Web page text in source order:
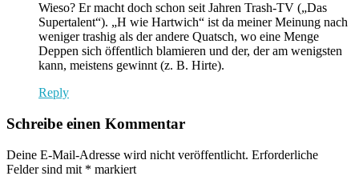
Wieso? Er macht doch schon seit Jahren Trash-TV („Das
Supertalent“). „H wie Hartwich“ ist da meiner Meinung nach
weniger trashig als der andere Quatsch, wo eine Menge
Deppen sich öffentlich blamieren und der, der am wenigsten
kann, meistens gewinnt (z. B. Hirte).
Reply
Schreibe einen Kommentar
Deine E-Mail-Adresse wird nicht veröffentlicht. Erforderliche
Felder sind mit * markiert